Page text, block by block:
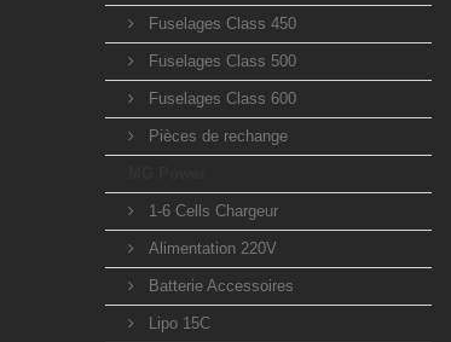
Fuselages Class 450
Fuselages Class 500
Fuselages Class 600
Pièces de rechange
1-6 Cells Chargeur
Alimentation 220V
Batterie Accessoires
Lipo 15C